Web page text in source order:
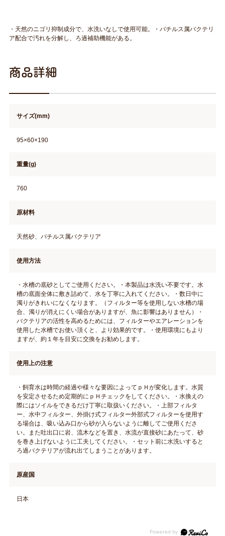
・天然のニゴリ抑制成分で、水洗いなしで使用可能。・バチルス属バクテリ
ア配合で汚れを分解し、ろ過補助機能がある。
商品詳細
サイズ(mm)
95×60×190
重量(g)
760
原材料
天然砂、バチルス属バクテリア
使用方法
・水槽の底砂としてご使用ください。・本製品は水洗い不要です。水
槽の底面全体に敷き詰めて、水を丁寧に入れてください。・数日中に
濁りがきれいになくなります。（フィルター等を使用しない水槽の場
合、濁りが消えにくい場合がありますが、魚に影響はありません）・
バクテリアの活性を高めるためには、フィルターやエアレーションを
使用した水槽でお使い頂くと、より効果的です。・使用環境にもより
ますが、約１年を目安に交換をお勧めします。
使用上の注意
・飼育水は時間の経過や様々な要因によってｐＨが変化します。水質
を安定させるため定期的にｐＨチェックをしてください。・水換えの
際にはソイルをできるだけ丁寧に取扱いください。・上部フィルタ
ー、水中フィルター、外掛け式フィルター外部式フィルターを使用す
る場合は、吸い込み口から砂が入らないように離してご使用くださ
い。また吐出口に岩、流木などを置き、水流が直接砂にあたって、砂
を巻き上げないように工夫してください。・セット前に水洗いすると
ろ過バクテリアが流れ出てしまうことがあります。
原産国
日本